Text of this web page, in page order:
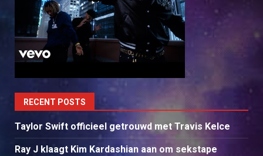
RECENT POSTS
Taylor Swift officieel getrouwd met Travis Kelce
Ray J klaagt Kim Kardashian aan om sekstape